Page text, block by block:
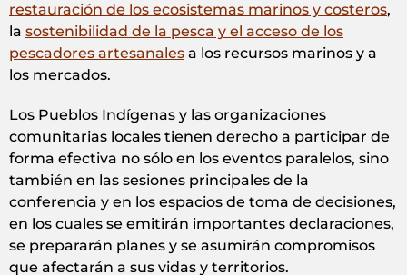
restauración de los ecosistemas marinos y costeros,
la sostenibilidad de la pesca y el acceso de los
pescadores artesanales a los recursos marinos y a
los mercados.
Los Pueblos Indígenas y las organizaciones
comunitarias locales tienen derecho a participar de
forma efectiva no sólo en los eventos paralelos, sino
también en las sesiones principales de la
conferencia y en los espacios de toma de decisiones,
en los cuales se emitirán importantes declaraciones,
se prepararán planes y se asumirán compromisos
que afectarán a sus vidas y territorios.